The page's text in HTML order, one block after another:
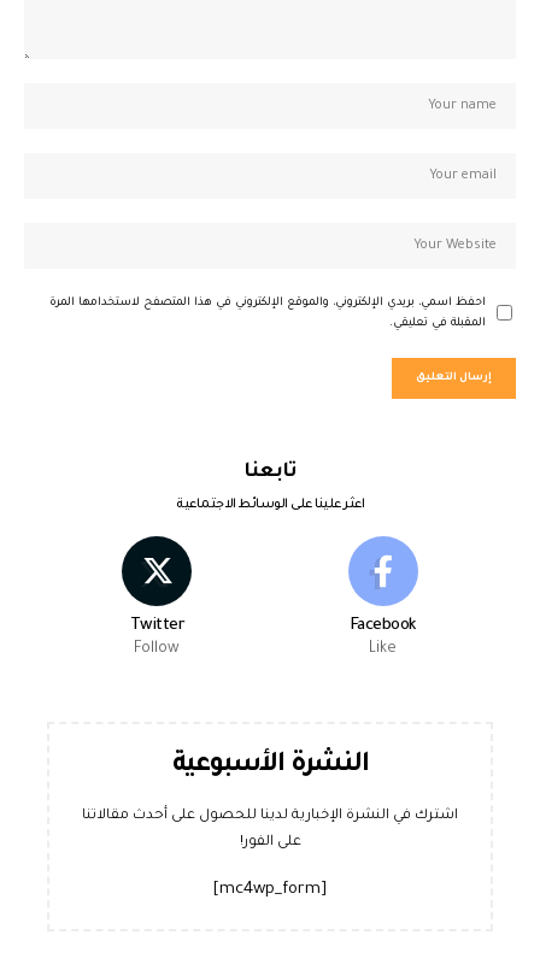
احفظ اسمي، بريدي الإلكتروني، والموقع الإلكتروني في هذا المتصفح لاستخدامها المرة
المقبلة في تعليقي.
تابعنا
اعثر علينا على الوسائط الاجتماعية
Facebook
Like
Twitter
Follow
النشرة الأسبوعية
اشترك في النشرة الإخبارية لدينا للحصول على أحدث مقالاتنا
على الفور!